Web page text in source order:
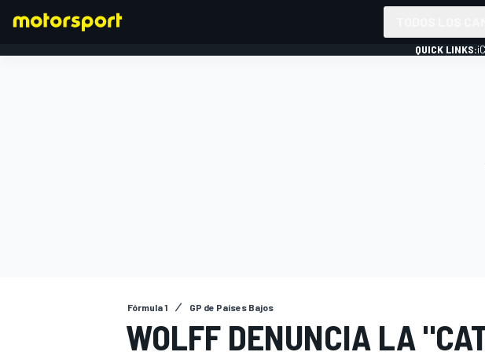
QUICK LINKS:
Fórmula 1 GP de Países Bajos
WOLFF DENUNCIA LA